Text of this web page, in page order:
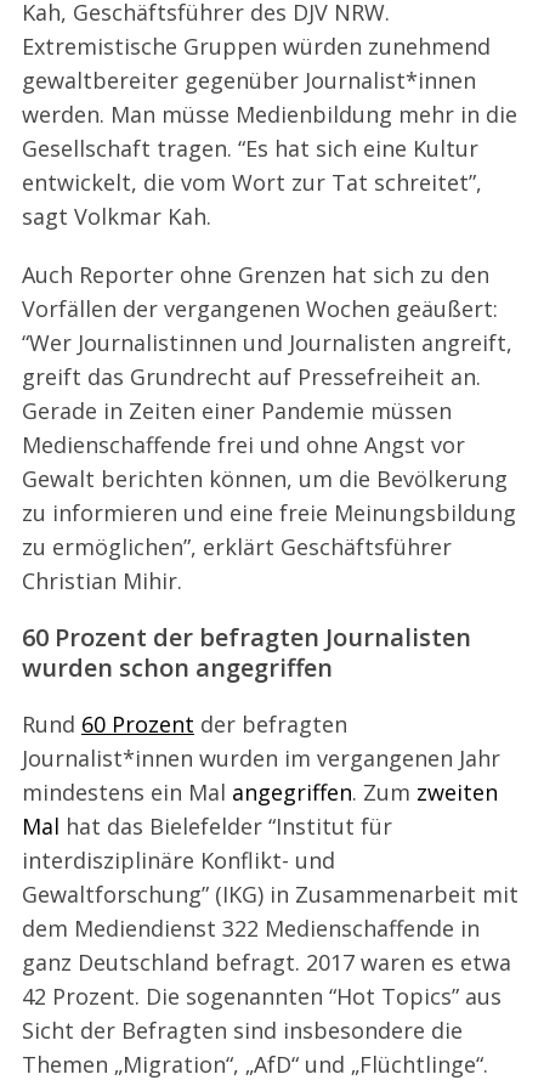
Kah, Geschäftsführer des DJV NRW.
Extremistische Gruppen würden zunehmend
gewaltbereiter gegenüber Journalist*innen
werden. Man müsse Medienbildung mehr in die
Gesellschaft tragen. “Es hat sich eine Kultur
entwickelt, die vom Wort zur Tat schreitet”,
sagt Volkmar Kah.
Auch Reporter ohne Grenzen hat sich zu den
Vorfällen der vergangenen Wochen geäußert:
“Wer Journalistinnen und Journalisten angreift,
greift das Grundrecht auf Pressefreiheit an.
Gerade in Zeiten einer Pandemie müssen
Medienschaffende frei und ohne Angst vor
Gewalt berichten können, um die Bevölkerung
zu informieren und eine freie Meinungsbildung
zu ermöglichen”, erklärt Geschäftsführer
Christian Mihir.
60 Prozent der befragten Journalisten
wurden schon angegriffen
Rund 60 Prozent der befragten
Journalist*innen wurden im vergangenen Jahr
mindestens ein Mal angegriffen. Zum zweiten
Mal hat das Bielefelder “Institut für
interdisziplinäre Konflikt- und
Gewaltforschung” (IKG) in Zusammenarbeit mit
dem Mediendienst 322 Medienschaffende in
ganz Deutschland befragt. 2017 waren es etwa
42 Prozent. Die sogenannten “Hot Topics” aus
Sicht der Befragten sind insbesondere die
Themen „Migration“, „AfD“ und „Flüchtlinge“.